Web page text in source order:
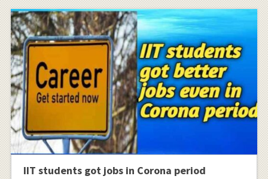
IIT students got jobs in Corona period